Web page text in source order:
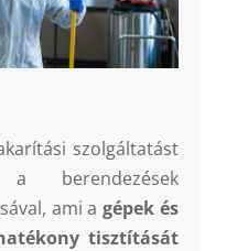
szolgáltatást
berendezések
ami agépek és
tisztítását